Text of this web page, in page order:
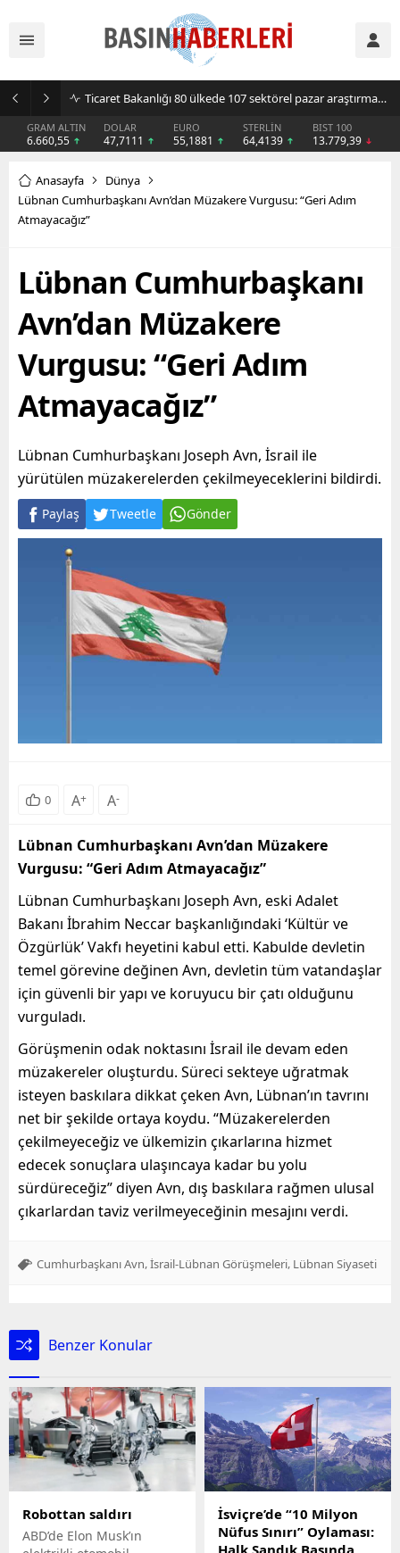
Sıcak hava klima ve vantilatör satışlarını artırdı
GRAM ALTIN
6.660,55
DOLAR
47,7111
EURO
55,1881
STERLİN
64,4139
BIST 100
13.779,39
Anasayfa
Dünya
Lübnan Cumhurbaşkanı Avn’dan Müzakere Vurgusu: “Geri Adım
Atmayacağız”
Lübnan Cumhurbaşkanı
Avn’dan Müzakere
Vurgusu: “Geri Adım
Atmayacağız”
Lübnan Cumhurbaşkanı Joseph Avn, İsrail ile
yürütülen müzakerelerden çekilmeyeceklerini bildirdi.
Paylaş Tweetle Gönder
0 A+ A-
Lübnan Cumhurbaşkanı Avn’dan Müzakere
Vurgusu: “Geri Adım Atmayacağız”
Lübnan Cumhurbaşkanı Joseph Avn, eski Adalet
Bakanı İbrahim Neccar başkanlığındaki ‘Kültür ve
Özgürlük’ Vakfı heyetini kabul etti. Kabulde devletin
temel görevine değinen Avn, devletin tüm vatandaşlar
için güvenli bir yapı ve koruyucu bir çatı olduğunu
vurguladı.
Görüşmenin odak noktasını İsrail ile devam eden
müzakereler oluşturdu. Süreci sekteye uğratmak
isteyen baskılara dikkat çeken Avn, Lübnan’ın tavrını
net bir şekilde ortaya koydu. “Müzakerelerden
çekilmeyeceğiz ve ülkemizin çıkarlarına hizmet
edecek sonuçlara ulaşıncaya kadar bu yolu
sürdüreceğiz” diyen Avn, dış baskılara rağmen ulusal
çıkarlardan taviz verilmeyeceğinin mesajını verdi.
Cumhurbaşkanı Avn İsrail-Lübnan Görüşmeleri Lübnan Siyaseti
Benzer Konular
Robottan saldırı
ABD’de Elon Musk’ın
İsviçre’de “10 Milyon
Nüfus Sınırı” Oylaması: